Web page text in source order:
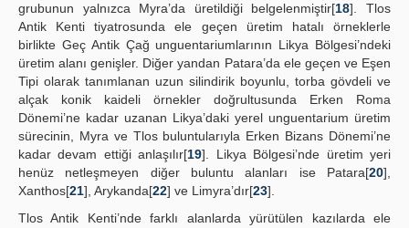
grubunun yalnızca Myra’da üretildiği belgelenmiştir[18]. Tlos
Antik Kenti tiyatrosunda ele geçen üretim hatalı örneklerle
birlikte Geç Antik Çağ unguentariumlarının Likya Bölgesi’ndeki
üretim alanı genişler. Diğer yandan Patara’da ele geçen ve Eşen
Tipi olarak tanımlanan uzun silindirik boyunlu, torba gövdeli ve
alçak konik kaideli örnekler doğrultusunda Erken Roma
Dönemi’ne kadar uzanan Likya’daki yerel unguentarium üretim
sürecinin, Myra ve Tlos buluntularıyla Erken Bizans Dönemi’ne
kadar devam ettiği anlaşılır[19]. Likya Bölgesi’nde üretim yeri
henüz netleşmeyen diğer buluntu alanları ise Patara[20],
Xanthos[21], Arykanda[22] ve Limyra’dır[23].
Tlos Antik Kenti’nde farklı alanlarda yürütülen kazılarda ele